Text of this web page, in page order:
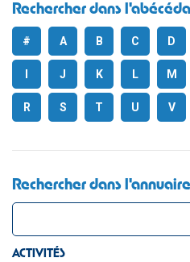
Rechercher dans
# A B C D
J K L M
R S T U V
Rechercher dans l'annuaire
ACTIVITÉS